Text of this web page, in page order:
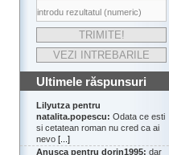
Ultimele răspunsuri
Lilyutza pentru
natalita.popescu: Odata ce esti
si cetatean roman nu cred ca ai
nevo [...]
Anusca pentru dorin1995: dar